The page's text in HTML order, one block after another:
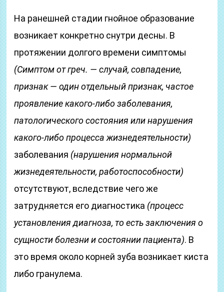
На ранешней стадии гнойное образование
возникает конкретно снутри десны. В
протяжении долгого времени симптомы
(Симптом от греч. — случай, совпадение,
признак — один отдельный признак, частое
проявление какого-либо заболевания,
патологического состояния или нарушения
какого-либо процесса жизнедеятельности)
заболевания (нарушения нормальной
жизнедеятельности, работоспособности)
отсутствуют, вследствие чего же
затрудняется его диагностика (процесс
установления диагноза, то есть заключения о
сущности болезни и состоянии пациента). В
это время около корней зуба возникает киста
либо гранулема.